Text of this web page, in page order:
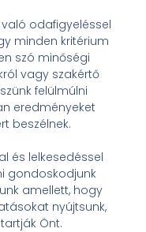
odafigyeléssel
minden kritérium
szó minőségi
vagy szakértő
felülmúlni
eredményeket
beszélnek.
és lelkesedéssel
gondoskodjunk
amellett, hogy
nyújtsunk,
Önt.